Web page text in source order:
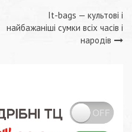
It-bags — культові і
найбажаніші сумки всіх часів і
народів